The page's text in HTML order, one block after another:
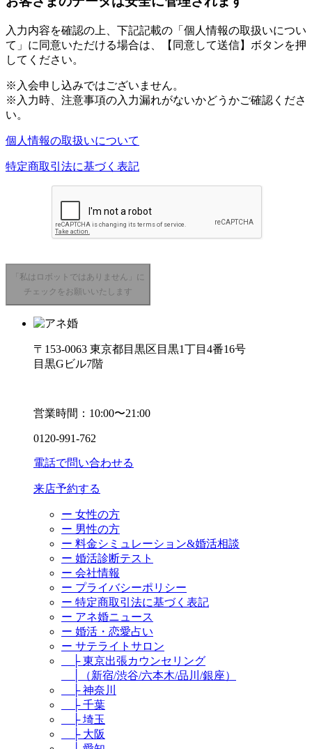
入力内容を確認の上、下記記載の「個人情報の取扱いについ
て」に同意いただける場合は、【同意して送信】ボタンを押
してください。
※入会申し込みではございません。
※入力時、注意事項の入力漏れがないかどうかご確認くださ
い。
個人情報の取扱いについて
特定商取引法に基づく表記
「私はロボットではありません」に
チェックをお願いいたします
〒153-0063 東京都目黒区目黒1丁目4番16号
目黒Gビル7階
営業時間：10:00〜21:00
0120-991-762
電話で問い合わせる
来店予約する
ー 女性の方
ー 男性の方
ー 料金シミュレーション&婚活相談
ー 婚活診断テスト
ー 会社情報
ー プライバシーポリシー
ー 特定商取引法に基づく表記
ー アネ婚ニュース
ー 婚活・恋愛占い
ー サテライトサロン
├ 東京出張カウンセリング
│（新宿/渋谷/六本木/品川/銀座）
├ 神奈川
├ 千葉
├ 埼玉
├ 大阪